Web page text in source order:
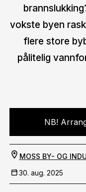
vokste byen
flere store
pålitelig
NB!
MOSS BY- OG
30. aug. 2025